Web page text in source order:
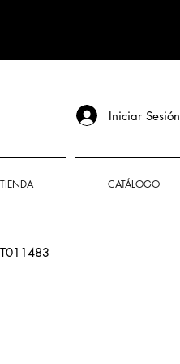
CATÁLOGO
Iniciar Sesión